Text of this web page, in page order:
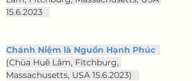
15.6.2023
Chánh Niệm là Nguồn Hạnh Phúc
(Chùa Huê Lâm, Fitchburg,
Massachusetts, USA 15.6.2023)